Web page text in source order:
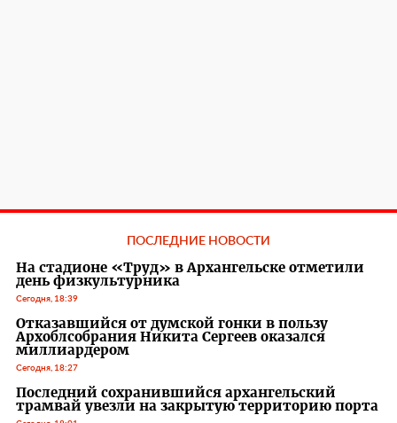
ПОСЛЕДНИЕ НОВОСТИ
На стадионе «Труд» в Архангельске отметили
день физкультурника
Сегодня, 18:39
Отказавшийся от думской гонки в пользу
Архоблсобрания Никита Сергеев оказался
миллиардером
Сегодня, 18:27
Последний сохранившийся архангельский
трамвай увезли на закрытую территорию порта